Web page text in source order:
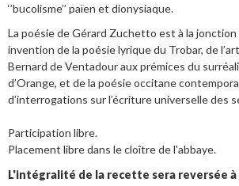
‘’bucolisme’’ païen et dionysiaque.
La poésie de Gérard Zuchetto est à la jonction
invention de la poésie lyrique du Trobar, de
Bernard de Ventadour aux prémices du
d’Orange, et de la poésie occitane
d’interrogations sur l’écriture universelle des
Participation libre.
Placement libre dans le cloître de l'abbaye.
L'intégralité de la recette sera reversée à